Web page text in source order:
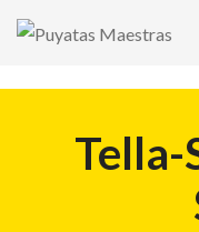
Tella-